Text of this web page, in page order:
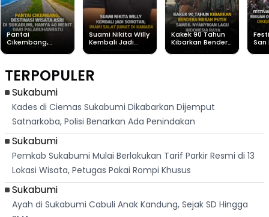
Pantai
Cikembang,
Dari
Palabuhanratu
Suami Nikita Willy
Kembali Jadi
Kakek 90 Tahun
Kibarkan Bendera
San
TERPOPULER
Sukabumi
Kades di Ciemas Sukabumi Dikabarkan Dijemput
Satnarkoba, Polisi Benarkan Ada Penindakan
Sukabumi
Pemkab Sukabumi Mulai Berlakukan Tarif Parkir Resmi di 13
Lokasi Wisata, Petugas Pakai Rompi Khusus
Sukabumi
Ayah di Sukabumi Cabuli Anak Kandung, Sejak SD Hingga